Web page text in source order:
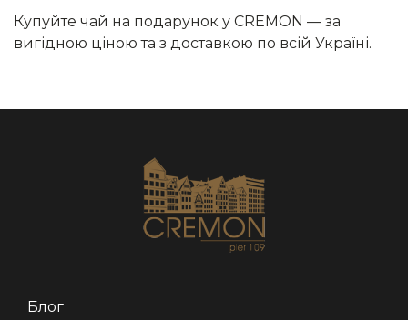
Купуйте чай на подарунок у CREMON — за
вигідною ціною та з доставкою по всій Україні.
Блог